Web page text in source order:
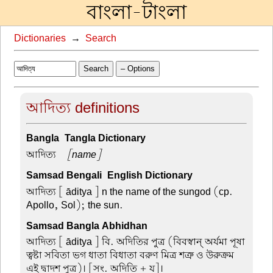
বাংলা-টাংলা
Dictionaries → Search
Search – Options
আদিত্য definitions
Bangla-Tangla Dictionary
আদিত্য – [name]
Samsad Bengali-English Dictionary
আদিত্য [ āditya ] n the name of the sungod (cp.
Apollo, Sol); the sun.
Samsad Bangla Abhidhan
আদিত্য [ āditya ] বি. অদিতির পুত্র (বিবস্বান্ অর্যমা পূষা
ত্বষ্টা সবিতা ভগ ধাতা বিধাতা বরুণ মিত্র শত্রু ও উরুক্রম
এই দ্বাদশ পুত্র)। [সং. অদিতি + য]।